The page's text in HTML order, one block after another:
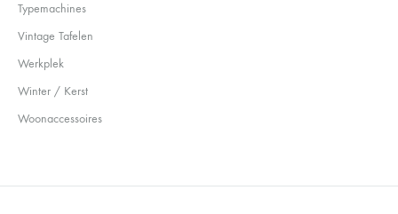
Typemachines
Vintage Tafelen
Werkplek
Winter / Kerst
Woonaccessoires